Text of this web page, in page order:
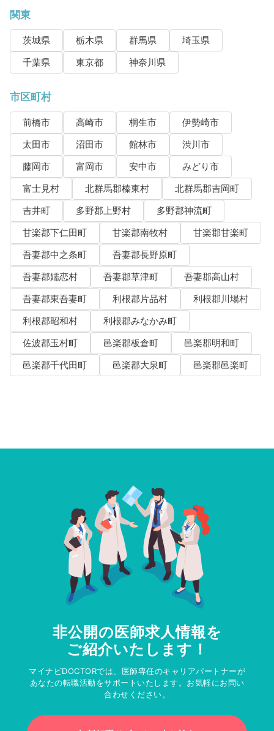
関東
茨城県 栃木県 群馬県
埼玉県
千葉県
東京都 神奈川県
市区町村
前橋市 高崎市 桐生市
伊勢崎市
太田市
沼田市 館林市
渋川市
藤岡市
富岡市 安中市
みどり市
富士見村
北群馬郡榛東村
北群馬郡吉岡町
吉井町
多野郡上野村
多野郡神流町
甘楽郡下仁田町
甘楽郡南牧村
甘楽郡甘楽町
吾妻郡中之条町
吾妻郡長野原町
吾妻郡嬬恋村
吾妻郡草津町
吾妻郡高山村
吾妻郡東吾妻町
利根郡片品村
利根郡川場村
利根郡昭和村
利根郡みなかみ町
佐波郡玉村町
邑楽郡板倉町
邑楽郡明和町
邑楽郡千代田町
邑楽郡大泉町 邑楽郡邑楽町
非公開の医師求人情報を
ご紹介いたします！
マイナビDOCTORでは、医師専任のキャリアパートナーが
あなたの転職活動をサポートいたします。お気軽にお問い
合わせください。